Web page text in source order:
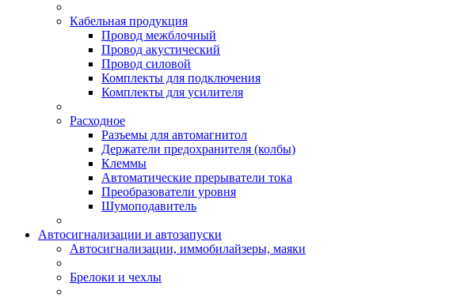
Кабельная продукция
Провод межблочный
Провод акустический
Провод силовой
Комплекты для подключения
Комплекты для усилителя
Расходное
Разъемы для автомагнитол
Держатели предохранителя (колбы)
Клеммы
Автоматические прерыватели тока
Преобразователи уровня
Шумоподавитель
Автосигнализации и автозапуски
Автосигнализации, иммобилайзеры, маяки
Брелоки и чехлы